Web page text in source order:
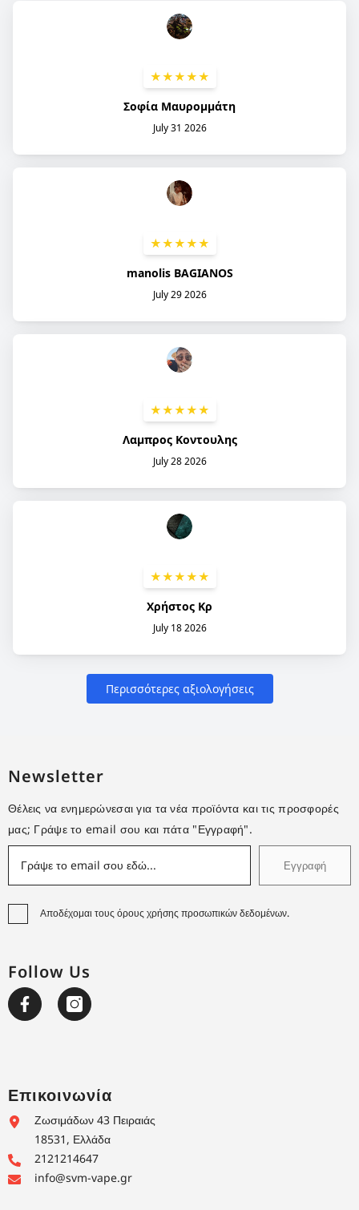
Newsletter
Θέλεις να ενημερώνεσαι για τα νέα προϊόντα και τις προσφορές
μας; Γράψε το email σου και πάτα "Εγγραφή".
Εγγραφή
Αποδέχομαι τους όρους χρήσης προσωπικών δεδομένων.
Follow Us
Επικοινωνία
Ζωσιμάδων 43 Πειραιάς
18531, Ελλάδα
2121214647
info@svm-vape.gr